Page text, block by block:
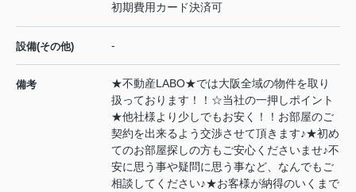
初期費用カード決済可
設備(その他) -
備考
★不動産LABO★では大阪全域の物件を取り
扱っております！！☆当社の一押しポイント
★他社様より少しでもお安く！！お部屋のご
契約を出来るよう交渉させて頂きます♪★初め
てのお部屋探しの方もご安心くださいませ♪不
安に思う事や疑問に思う事など、なんでもご
相談してください♪★お客様が納得のいくまで